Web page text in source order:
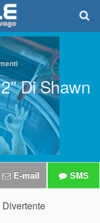
Di Shawn
E-mail SMS
Divertente